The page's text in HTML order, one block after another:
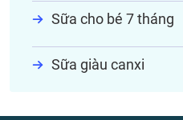
Sữa cho bé 7 tháng
Sữa giàu canxi